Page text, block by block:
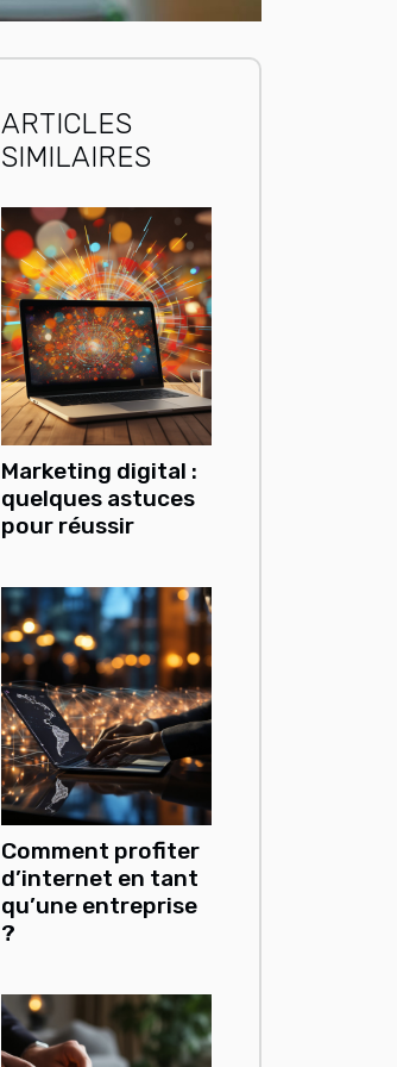
ARTICLES
SIMILAIRES
Marketing digital :
quelques astuces
pour réussir
Comment profiter
d’internet en tant
qu’une entreprise
?